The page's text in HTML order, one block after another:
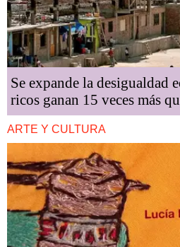
Se expande la desigualdad
ricos ganan 15 veces más
ARTE Y CULTURA